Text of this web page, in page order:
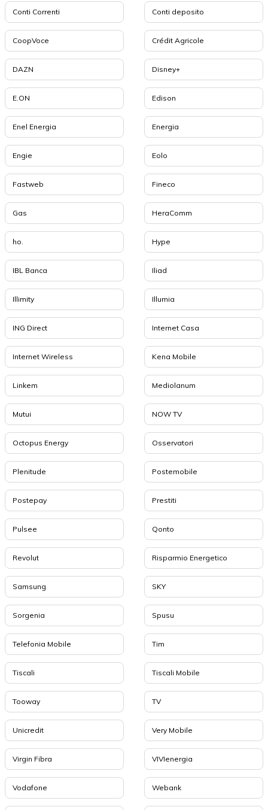
Conti Correnti Conti deposito
CoopVoce Crédit Agricole
DAZN Disney+
E.ON Edison
Enel Energia Energia
Engie Eolo
Fastweb Fineco
Gas HeraComm
ho. Hype
IBL Banca Iliad
Illimity Illumia
ING Direct Internet Casa
Internet Wireless Kena Mobile
Linkem Mediolanum
Mutui NOW TV
Octopus Energy Osservatori
Plenitude Postemobile
Postepay Prestiti
Pulsee Qonto
Revolut Risparmio Energetico
Samsung SKY
Sorgenia Spusu
Telefonia Mobile Tim
Tiscali Tiscali Mobile
Tooway TV
Unicredit Very Mobile
Virgin Fibra VIVIenergia
Vodafone Webank